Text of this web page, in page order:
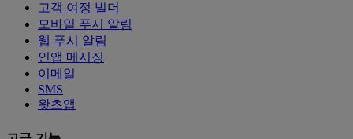
고객 여정 빌더
모바일 푸시 알림
웹 푸시 알림
인앱 메시징
이메일
SMS
왓츠앱